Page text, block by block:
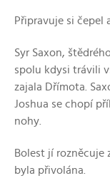
Připravuje si čepel
Syr Saxon,
spolu kdysi trávili
zajala Dřímota.
Joshua se chopí
nohy.
Bolest jí rozněcuje
byla přivolána.